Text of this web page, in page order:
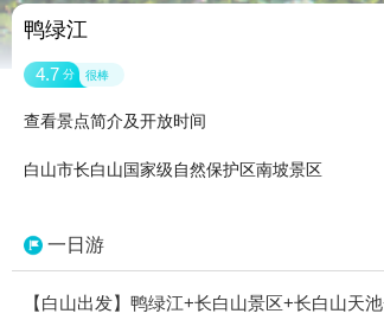
鸭绿江
4.7 分 很棒
查看景点简介及开放时间
白山市长白山国家级自然保护区南坡景区
一日游
【白山出发】鸭绿江+长白山景区+长白山天